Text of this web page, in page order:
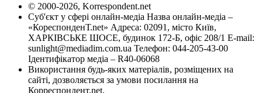
© 2000-2026, Korrespondent.net
Суб'єкт у сфері онлайн-медіа Назва онлайн-медіа –
«КореспонденТ.net» Адреса: 02091, місто Київ,
ХАРКІВСЬКЕ ШОСЕ, будинок 172-Б, офіс 208/1 E-mail:
sunlight@mediadim.com.ua Телефон: 044-205-43-00
Ідентифікатор медіа – R40-06068
Використання будь-яких матеріалів, розміщених на
сайті, дозволяється за умови посилання на
Корреспондент.net.